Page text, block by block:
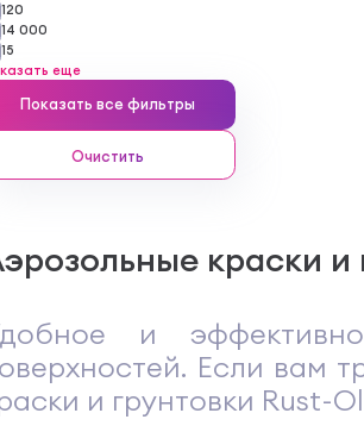
120
14 000
15
еще
Показать все фильтры
Очистить
краски и
и
Если вам
и грунтовки Rust-